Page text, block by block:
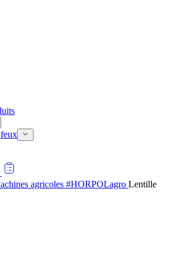
agricoles #HORPOLagro Lentille